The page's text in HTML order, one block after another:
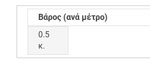
Βάρος (ανά μέτρο)
0.5
κ.